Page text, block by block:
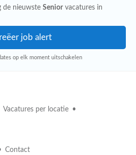
de nieuwste Senior vacatures in
op elk moment uitschakelen
Vacatures per locatie
Contact